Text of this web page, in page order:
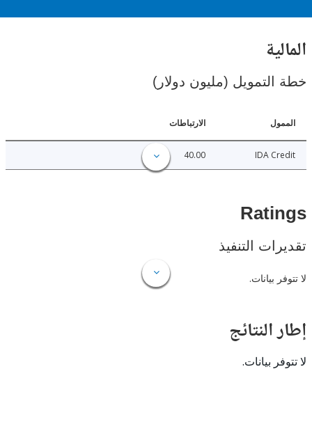
(مليون دولار)
الارتباطات
IDA
التنفيذ
بيانات.
بيانات.